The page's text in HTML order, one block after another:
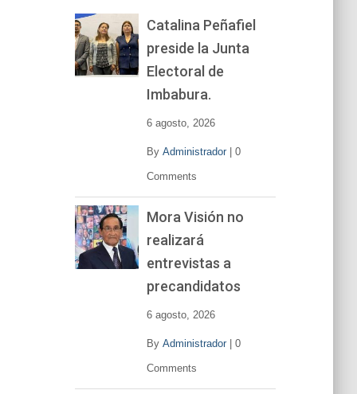
Catalina Peñafiel
preside la Junta
Electoral de
Imbabura.
6 agosto, 2026
By Administrador| 0
Comments
Mora Visión no
realizará
entrevistas a
precandidatos
6 agosto, 2026
By Administrador| 0
Comments